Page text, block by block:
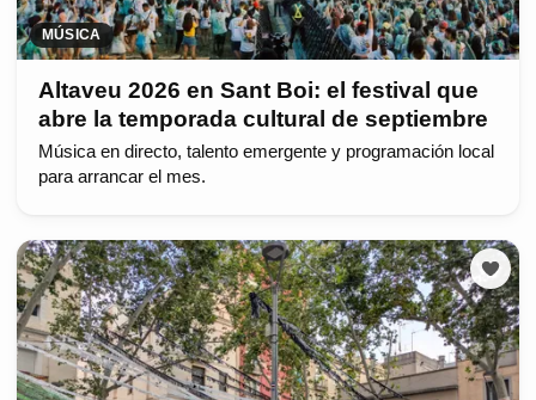
MÚSICA
Altaveu 2026 en Sant Boi: el festival que
abre la temporada cultural de septiembre
Música en directo, talento emergente y programación local
para arrancar el mes.